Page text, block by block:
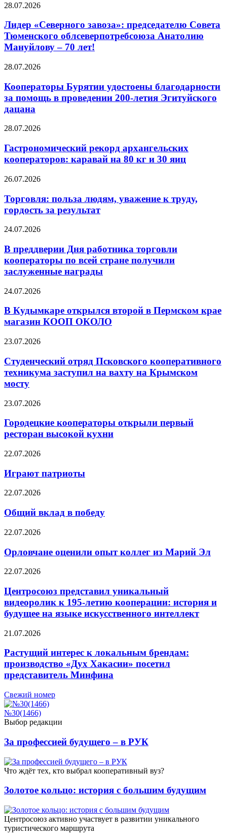
28.07.2026
Лидер «Северного завоза»: председателю Совета
Тюменского облсеверпотребсоюза Анатолию
Мануйлову – 70 лет!
28.07.2026
Кооператоры Бурятии удостоены благодарности
за помощь в проведении 200-летия Эгитуйского
дацана
28.07.2026
Гастрономический рекорд архангельских
кооператоров: каравай на 80 кг и 30 яиц
26.07.2026
Торговля: польза людям, уважение к труду,
гордость за результат
24.07.2026
В преддверии Дня работника торговли
кооператоры по всей стране получили
заслуженные награды
24.07.2026
В Кудымкаре открылся второй в Пермском крае
магазин КООП ОКОЛО
23.07.2026
Студенческий отряд Псковского кооперативного
техникума заступил на вахту на Крымском
мосту
23.07.2026
Городецкие кооператоры открыли первый
ресторан высокой кухни
22.07.2026
Играют патриоты
22.07.2026
Общий вклад в победу
22.07.2026
Орловчане оценили опыт коллег из Марий Эл
22.07.2026
Центросоюз представил уникальный
видеоролик к 195-летию кооперации: история и
будущее на языке искусственного интеллект
21.07.2026
Растущий интерес к локальным брендам:
производство «Дух Хакасии» посетил
представитель Минфина
Свежий номер
№30(1466)
Выбор редакции
За профессией будущего – в РУК
Что ждёт тех, кто выбрал кооперативный вуз?
Золотое кольцо: история с большим будущим
Центросоюз активно участвует в развитии уникального
туристического маршрута